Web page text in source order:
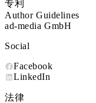
专利
Author Guidelines
ad-media GmbH
Social
Facebook
LinkedIn
法律